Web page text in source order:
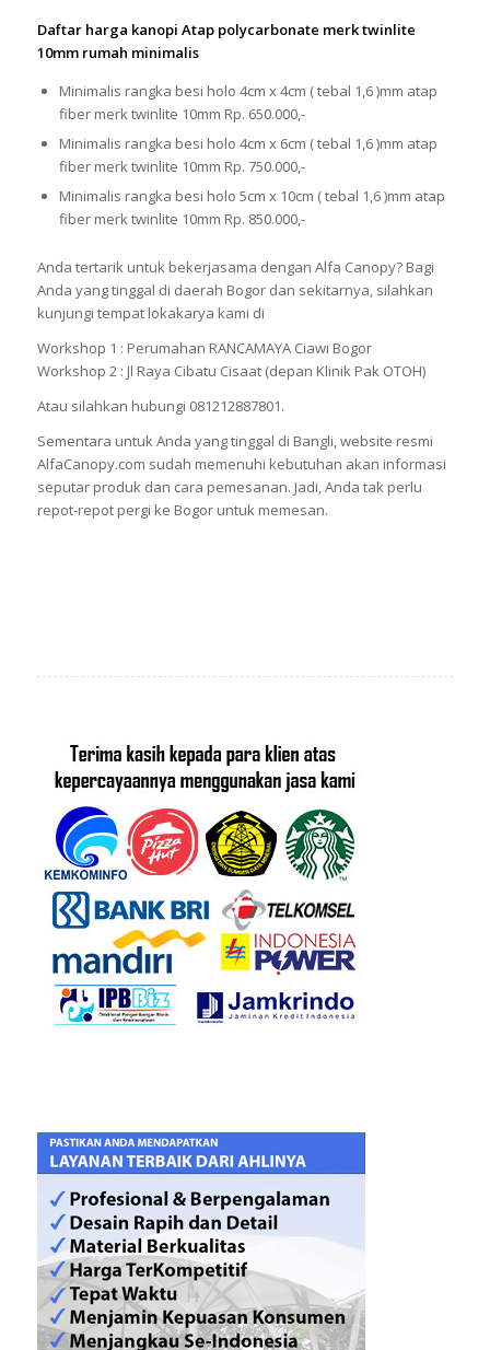
Daftar harga kanopi Atap polycarbonate merk twinlite
10mm rumah minimalis
Minimalis rangka besi holo 4cm x 4cm ( tebal 1,6 )mm atap
fiber merk twinlite 10mm Rp. 650.000,-
Minimalis rangka besi holo 4cm x 6cm ( tebal 1,6 )mm atap
fiber merk twinlite 10mm Rp. 750.000,-
Minimalis rangka besi holo 5cm x 10cm ( tebal 1,6 )mm atap
fiber merk twinlite 10mm Rp. 850.000,-
Anda tertarik untuk bekerjasama dengan Alfa Canopy? Bagi
Anda yang tinggal di daerah Bogor dan sekitarnya, silahkan
kunjungi tempat lokakarya kami di
Workshop 1 : Perumahan RANCAMAYA Ciawi Bogor
Workshop 2 : Jl Raya Cibatu Cisaat (depan Klinik Pak OTOH)
Atau silahkan hubungi 081212887801.
Sementara untuk Anda yang tinggal di Bangli, website resmi
AlfaCanopy.com sudah memenuhi kebutuhan akan informasi
seputar produk dan cara pemesanan. Jadi, Anda tak perlu
repot-repot pergi ke Bogor untuk memesan.